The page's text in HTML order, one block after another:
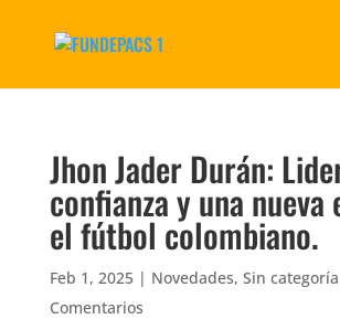
Jhon Jader Durán:
confianza y una nueva
el fútbol colombiano.
Feb 1, 2025| Novedades, Sin categoría
Comentarios